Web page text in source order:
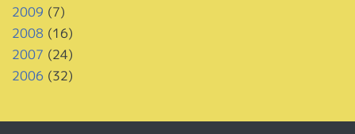
2009 (7)
2008 (16)
2007 (24)
2006 (32)